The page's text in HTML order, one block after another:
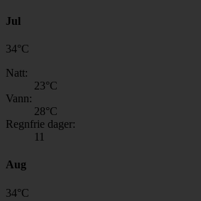
Jul
34°C
Natt:
23°C
Vann:
28°C
Regnfrie dager:
11
Aug
34°C